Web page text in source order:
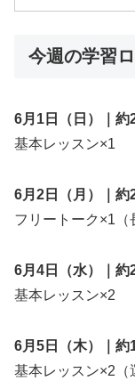
今週の学習
6月1日（日）｜約
基本レッスン×1
6月2日（月）｜約
フリートーク×1（
6月4日（水）｜約
基本レッスン×2
6月5日（木）｜約
基本レッスン×2（